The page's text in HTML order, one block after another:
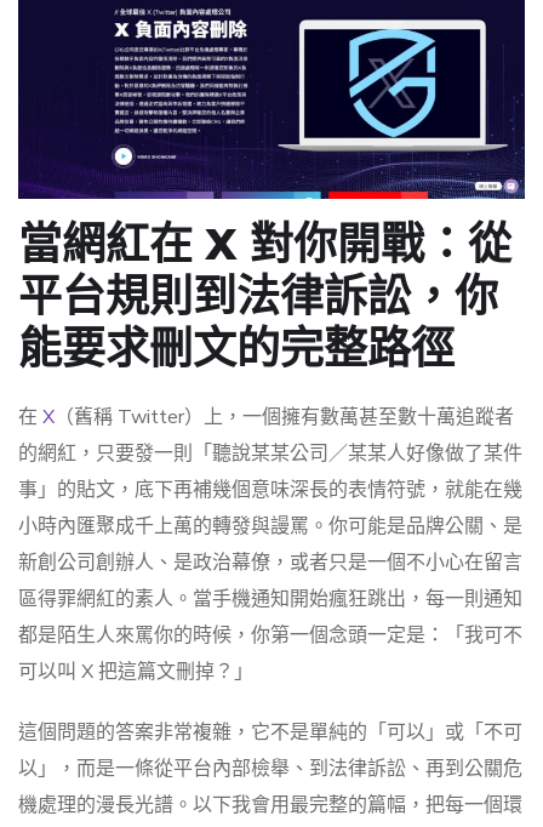
當網紅在 X 對你開戰：從
平台規則到法律訴訟，你
能要求刪文的完整路徑
在 X （舊稱 Twitter）上，一個擁有數萬甚至數十萬追蹤者
的網紅，只要發一則「聽說某某公司／某某人好像做了某件
事」的貼文，底下再補幾個意味深長的表情符號，就能在幾
小時內匯聚成千上萬的轉發與謾罵。你可能是品牌公關、是
新創公司創辦人、是政治幕僚，或者只是一個不小心在留言
區得罪網紅的素人。當手機通知開始瘋狂跳出，每一則通知
都是陌生人來罵你的時候，你第一個念頭一定是：「我可不
可以叫 X 把這篇文刪掉？」
這個問題的答案非常複雜，它不是單純的「可以」或「不可
以」，而是一條從平台內部檢舉、到法律訴訟、再到公關危
機處理的漫長光譜。以下我會用最完整的篇幅，把每一個環